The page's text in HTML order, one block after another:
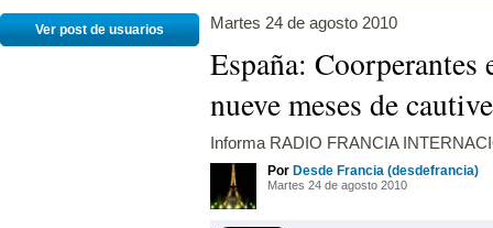
Ver post de usuarios Martes 24 de agosto 2010
España: Coorperantes
nueve meses de
Informa RADIO FRANCIA
Por Desde Francia (desdefrancia)
Martes 24 de agosto 2010